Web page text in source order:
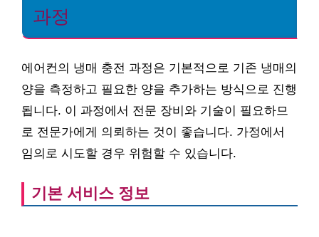
과정
에어컨의 냉매 충전 과정은 기본적으로 기존 냉매의
양을 측정하고 필요한 양을 추가하는 방식으로 진행
됩니다. 이 과정에서 전문 장비와 기술이 필요하므
로 전문가에게 의뢰하는 것이 좋습니다. 가정에서
임의로 시도할 경우 위험할 수 있습니다.
기본 서비스 정보